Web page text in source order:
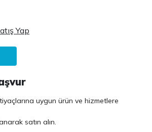
Yap
uygun ürün ve hizmetlere
satın alın.